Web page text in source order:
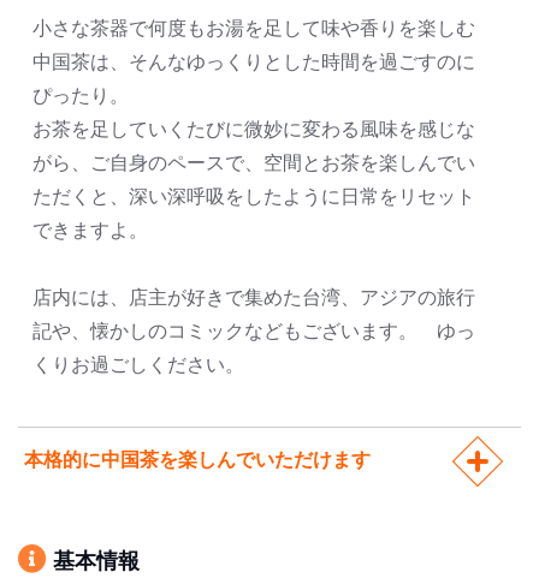
小さな茶器で何度もお湯を足して味や香りを楽しむ
中国茶は、そんなゆっくりとした時間を過ごすのに
ぴったり。
お茶を足していくたびに微妙に変わる風味を感じな
がら、ご自身のペースで、空間とお茶を楽しんでい
ただくと、深い深呼吸をしたように日常をリセット
できますよ。
店内には、店主が好きで集めた台湾、アジアの旅行
記や、懐かしのコミックなどもございます。 ゆっ
くりお過ごしください。
本格的に中国茶を楽しんでいただけます
基本情報